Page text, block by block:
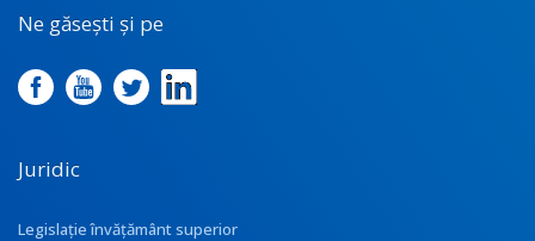
Ne găsești și pe
Juridic
Legislație învățământ superior